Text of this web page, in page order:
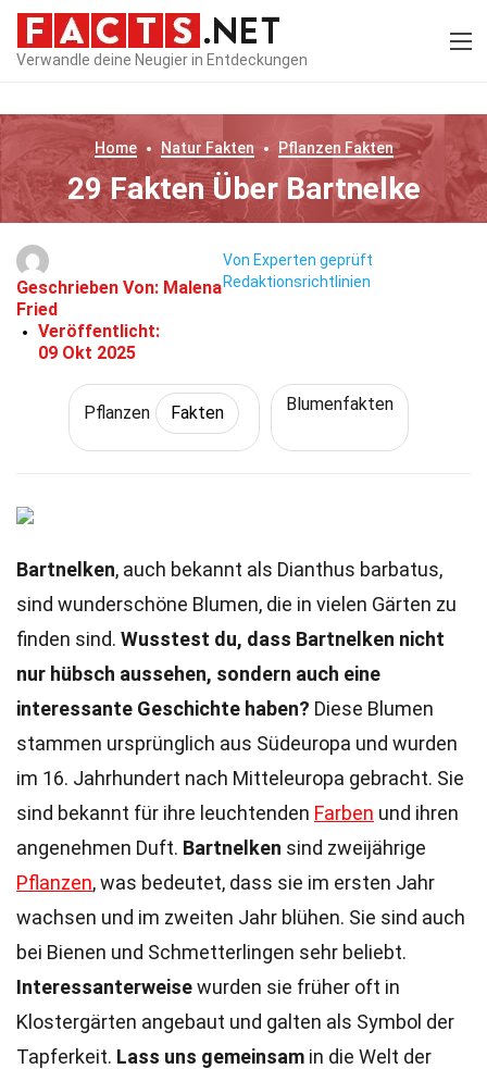
Verwandle deine Neugier in Entdeckungen
Home Natur Fakten Pflanzen Fakten
29 Fakten Über Bartnelke
Geschrieben Von: Malena
Fried
Veröffentlicht:
09 Okt 2025
Von Experten geprüft
Redaktionsrichtlinien
Pflanzen Fakten Blumenfakten
Bartnelken, auch bekannt als Dianthus barbatus,
sind wunderschöne Blumen, die in vielen Gärten zu
finden sind. Wusstest du, dass Bartnelken nicht
nur hübsch aussehen, sondern auch eine
interessante Geschichte haben? Diese Blumen
stammen ursprünglich aus Südeuropa und wurden
im 16. Jahrhundert nach Mitteleuropa gebracht. Sie
sind bekannt für ihre leuchtenden Farben und ihren
angenehmen Duft. Bartnelken sind zweijährige
Pflanzen, was bedeutet, dass sie im ersten Jahr
wachsen und im zweiten Jahr blühen. Sie sind auch
bei Bienen und Schmetterlingen sehr beliebt.
Interessanterweisewurden sie früher oft in
Klostergärten angebaut und galten als Symbol der
Tapferkeit. Lass uns gemeinsam in die Welt der